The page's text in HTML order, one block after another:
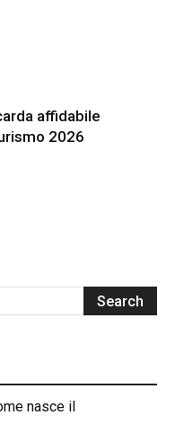
affidabile
2026
nasce il